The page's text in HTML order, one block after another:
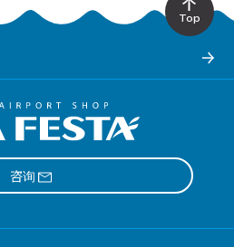
Top
咨询